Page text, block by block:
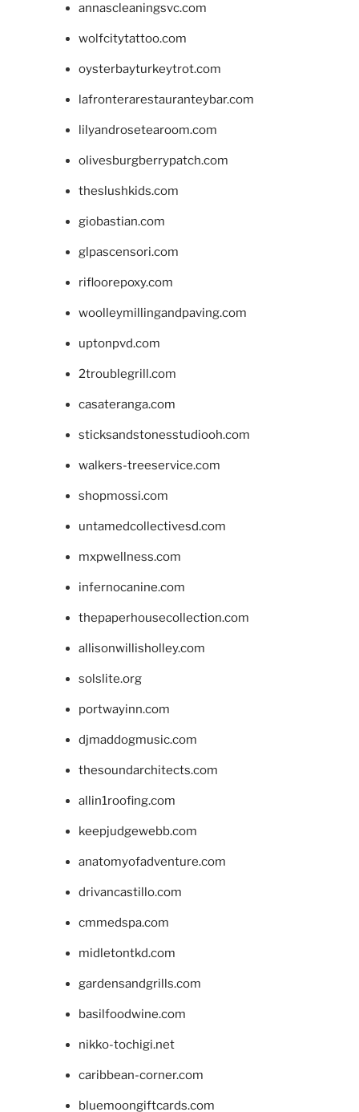
annascleaningsvc.com
wolfcitytattoo.com
oysterbayturkeytrot.com
lafronterarestauranteybar.com
lilyandrosetearoom.com
olivesburgberrypatch.com
theslushkids.com
giobastian.com
glpascensori.com
rifloorepoxy.com
woolleymillingandpaving.com
uptonpvd.com
2troublegrill.com
casateranga.com
sticksandstonesstudiooh.com
walkers-treeservice.com
shopmossi.com
untamedcollectivesd.com
mxpwellness.com
infernocanine.com
thepaperhousecollection.com
allisonwillisholley.com
solslite.org
portwayinn.com
djmaddogmusic.com
thesoundarchitects.com
allin1roofing.com
keepjudgewebb.com
anatomyofadventure.com
drivancastillo.com
cmmedspa.com
midletontkd.com
gardensandgrills.com
basilfoodwine.com
nikko-tochigi.net
caribbean-corner.com
bluemoongiftcards.com